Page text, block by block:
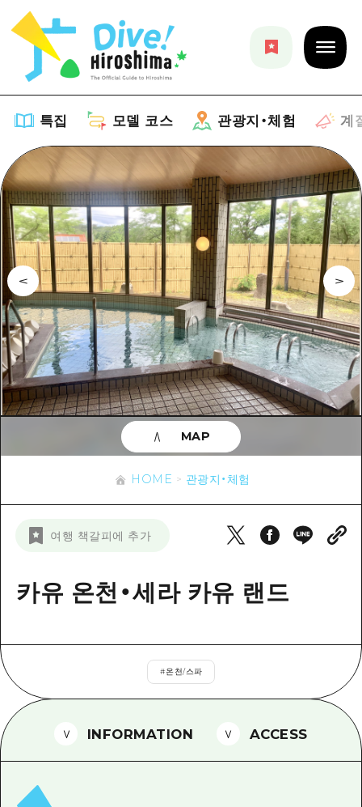
특집 모델 코스 관광지・체험 계
특집
목록
추천
아트
이벤트/축제
음식/술
사이클링
쇼핑
스포츠
나이트 라이프
기준
치유
모델 코스
목록
Dive! Hiroshima 공식 가이드
Hiroshima Moshimo Travel
히로시마시 주변
아키(安芸)
빈고(備後)
미야지마(宮島) 주변
빠른 여행
반나절
1박 2일
2박 3일
관광지・체험
목록
히로시마시 주변
아키(安芸)
빈고(備後)
비북(備北)
게이호쿠(芸北)
야마구치(山口)현 동부
시마네(島根)현
계절 정보
이벤트
유용한 정보
목록
접근
히로시마 OMOTENASHI 패스
외국인 여행자용 거리 관광안내소
뉴스
HOME 관광지・체험
여행 책갈피에 추가
카유 온천・세라 카유 랜드
#온천/스파
MAP
INFORMATION ACCESS